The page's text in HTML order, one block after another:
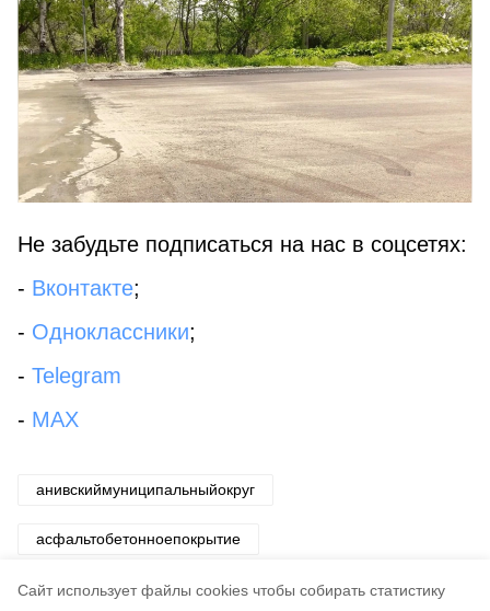
Cайт использует файлы cookies чтобы собирать статистику
Не забудьте подписаться на нас в соцсетях:
- Вконтакте;
- Одноклассники;
- Telegram
- MAX
анивскиймуниципальныйокруг
асфальтобетонноепокрытие
поручениегубернатора